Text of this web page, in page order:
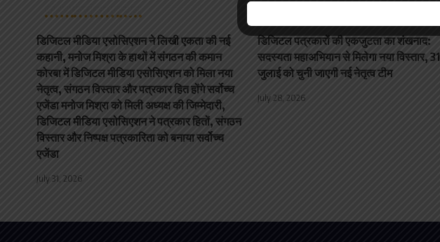
डिजिटल मीडिया एसोसिएशन ने लिखी एकता की नई
कहानी, मनोज मिश्रा के हाथों में संगठन की कमान
कोरबा में डिजिटल मीडिया एसोसिएशन को मिला नया
नेतृत्व, संगठन विस्तार और पत्रकार हित होंगे सर्वोच्च
एजेंडा मनोज मिश्रा को मिली अध्यक्ष की जिम्मेदारी,
डिजिटल मीडिया एसोसिएशन ने पत्रकार हितों, संगठन
विस्तार और निष्पक्ष पत्रकारिता को बनाया सर्वोच्च
एजेंडा
July 31, 2026
डिजिटल पत्रकारों की एकजुटता का शंखनाद:
सदस्यता महाअभियान से मिलेगा नया विस्तार, 31
जुलाई को चुनी जाएगी नई नेतृत्व टीम
July 28, 2026